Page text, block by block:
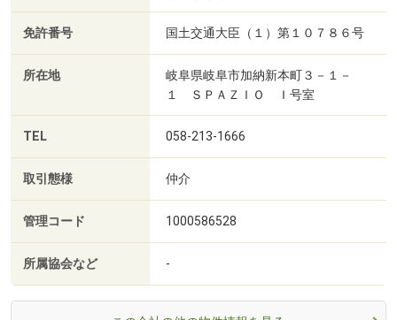
免許番号 国土交通大臣（１）第１０７８６号
所在地
岐阜県岐阜市加納新本町３－１－
１ ＳＰＡＺＩＯ Ｉ号室
TEL 058-213-1666
取引態様 仲介
管理コード 1000586528
所属協会など -